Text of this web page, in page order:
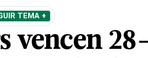
TEMA +
vencen